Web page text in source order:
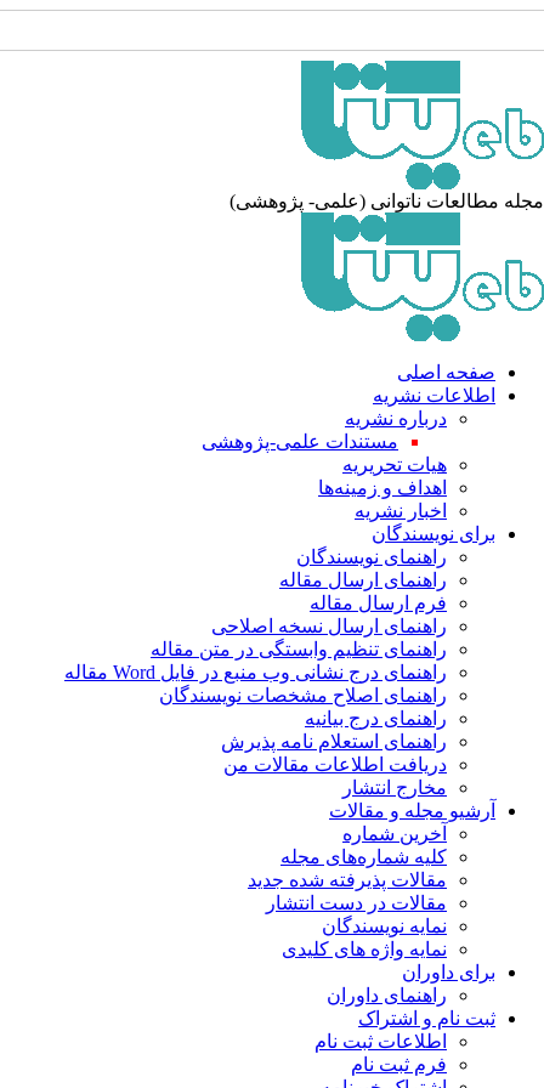
مطالعات ناتوانی (علمی- پژوهشی)
صفحه اصلی
اطلاعات نشریه
درباره نشریه
مستندات علمی-پژوهشی
هیات تحریریه
اهداف و زمینه‌ها
اخبار نشریه
برای نویسندگان
راهنمای نویسندگان
راهنمای ارسال مقاله
فرم ارسال مقاله
راهنمای ارسال نسخه اصلاحی
راهنمای تنظیم وابستگی در متن مقاله
راهنمای درج نشانی وب منبع در فایل Word مقاله
راهنمای اصلاح مشخصات نویسندگان
راهنمای درج بیانیه
راهنمای استعلام نامه پذیرش
دریافت اطلاعات مقالات من
مخارج انتشار
آرشیو مجله و مقالات
آخرین شماره
کلیه شماره‌های مجله
مقالات پذیرفته شده جدید
مقالات در دست انتشار
نمایه نویسندگان
نمایه واژه های کلیدی
برای داوران
راهنمای داوران
ثبت نام و اشتراک
اطلاعات ثبت نام
فرم ثبت نام